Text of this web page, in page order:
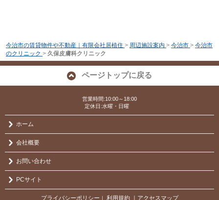
今治市の賃貸物件や不動産｜有限会社居植住 > 周辺施設案内 > 今治市 > 今治市
のクリニック > 久保皮膚科クリニック
ページトップに戻る
営業時間:10:00～18:00
定休日:水曜・日曜
ホーム
会社概要
お問い合わせ
PCサイト
プライバシーポリシー ｜ 利用規約 ｜アクセスマップ